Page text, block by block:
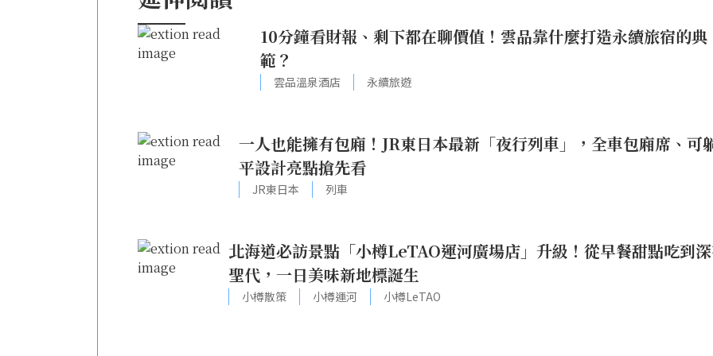
10分鐘看財報、剩下都在聊價值！雲品靠什麼打造永續旅宿的典
範？
雲品溫泉酒店 永續旅遊
一人也能擁有包廂！JR東日本最新「夜行列車」，全車包廂席、可
平設計亮點搶先看
JR東日本 列車
北海道必訪景點「小樽LeTAO運河廣場店」升級！從早餐甜點吃到
聖代，一日美味新地標誕生
小樽散策 小樽運河 小樽LeTAO